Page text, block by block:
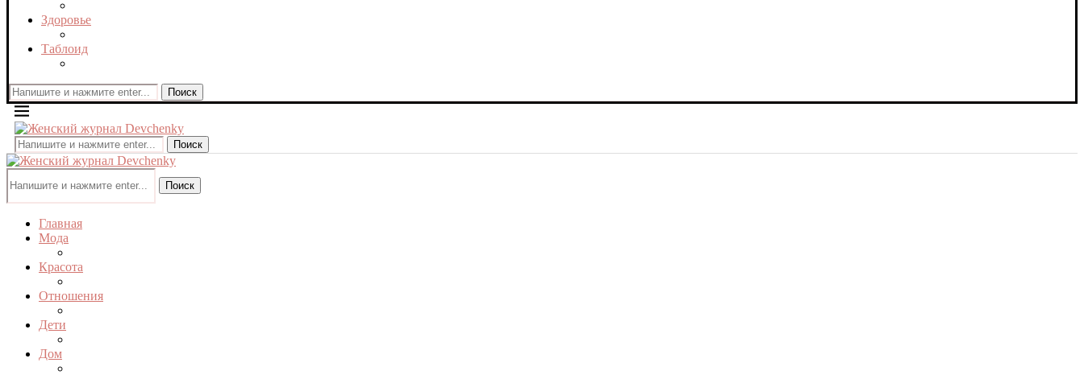
Здоровье
Таблоид
Поиск
Поиск
Поиск
Главная
Мода
Красота
Отношения
Дети
Дом